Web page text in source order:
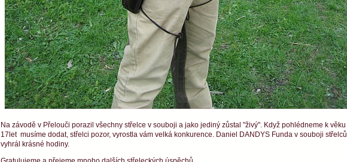
Na závodě v Přelouči porazil všechny střelce v souboji a jako jediný zůstal "živý". Když pohlédneme k věku
17let musíme dodat, střelci pozor, vyrostla vám velká konkurence. Daniel DANDYS Funda v souboji střelců
vyhrál krásné hodiny.